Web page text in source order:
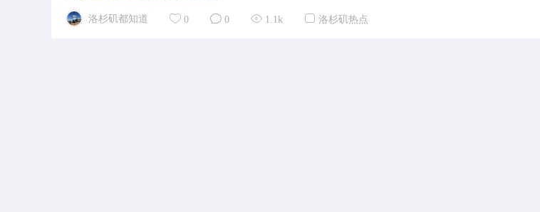
洛杉矶都知道 0 0 1.1k 洛杉矶热点